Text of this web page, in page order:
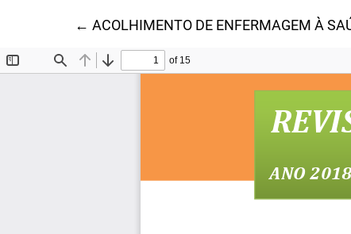
← Voltar aos Detalhes do Artigo
ACOLHIMENTO DE ENFERMAGEM À